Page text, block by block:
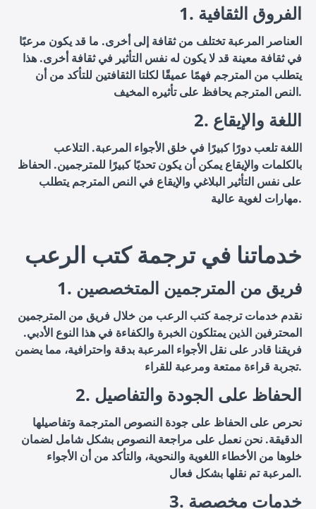
1. الفروق الثقافية
العناصر المرعبة تختلف من ثقافة إلى أخرى. ما قد يكون مرعبًا
في ثقافة معينة قد لا يكون له نفس التأثير في ثقافة أخرى. هذا
يتطلب من المترجم فهمًا عميقًا لكلتا الثقافتين للتأكد من أن
النص المترجم يحافظ على تأثيره المخيف.
2. اللغة والإيقاع
اللغة تلعب دورًا كبيرًا في خلق الأجواء المرعبة. التلاعب
بالكلمات والإيقاع يمكن أن يكون تحديًا كبيرًا للمترجمين. الحفاظ
على نفس التأثير البلاغي والإيقاع في النص المترجم يتطلب
مهارات لغوية عالية.
خدماتنا في ترجمة كتب الرعب
1. فريق من المترجمين المتخصصين
نقدم خدمات ترجمة كتب الرعب من خلال فريق من المترجمين
المحترفين الذين يمتلكون الخبرة والكفاءة في هذا النوع الأدبي.
فريقنا قادر على نقل الأجواء المرعبة بدقة واحترافية، مما يضمن
تجربة قراءة ممتعة ومرعبة للقراء.
2. الحفاظ على الجودة والتفاصيل
نحرص على الحفاظ على جودة النصوص المترجمة وتفاصيلها
الدقيقة. نحن نعمل على مراجعة النصوص بشكل شامل لضمان
خلوها من الأخطاء اللغوية والنحوية، والتأكد من أن الأجواء
المرعبة تم نقلها بشكل فعال.
3. خدمات مخصصة